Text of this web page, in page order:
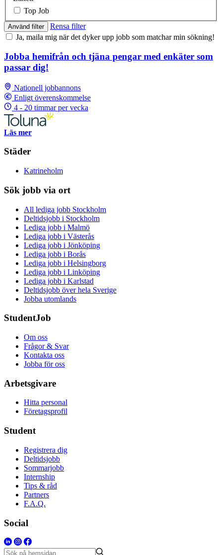
Top Job
Använd filter
Rensa filter
Ja, maila mig när det dyker upp jobb som matchar min sökning!
Jobba hemifrån och tjäna pengar med enkäter som
passar dig!
Nationell jobbannons
Enligt överenskommelse
4 - 20 timmar per vecka
Läs mer
Städer
Katrineholm
Sök jobb via ort
All lediga jobb Stockholm
Deltidsjobb i Stockholm
Lediga jobb i Malmö
Lediga jobb i Västerås
Lediga jobb i Jönköping
Lediga jobb i Borås
Lediga jobb i Helsingborg
Lediga jobb i Linköping
Lediga jobb i Karlstad
Deltidsjobb över hela Sverige
Jobba utomlands
StudentJob
Om oss
Frågor & Svar
Kontakta oss
Jobba för oss
Arbetsgivare
Hitta personal
Företagsprofil
Student
Registrera dig
Deltidsjobb
Sommarjobb
Internship
Tips & råd
Partners
F.A.Q.
Social